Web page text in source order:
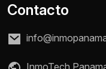
Contacto
InmoTech